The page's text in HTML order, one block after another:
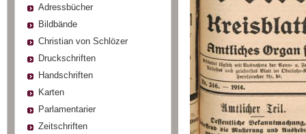
Adressbücher
Bildbände
Christian von Schlözer
Druckschriften
Handschriften
Karten
Parlamentarier
Zeitschriften